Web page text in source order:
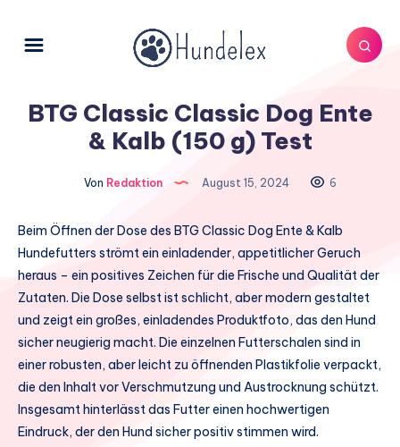
BTG Classic Classic Dog Ente
& Kalb (150 g) Test
Von Redaktion August 15, 2024 6
Beim Öffnen der Dose des BTG Classic Dog Ente & Kalb
Hundefutters strömt ein einladender, appetitlicher Geruch
heraus – ein positives Zeichen für die Frische und Qualität der
Zutaten. Die Dose selbst ist schlicht, aber modern gestaltet
und zeigt ein großes, einladendes Produktfoto, das den Hund
sicher neugierig macht. Die einzelnen Futterschalen sind in
einer robusten, aber leicht zu öffnenden Plastikfolie verpackt,
die den Inhalt vor Verschmutzung und Austrocknung schützt.
Insgesamt hinterlässt das Futter einen hochwertigen
Eindruck, der den Hund sicher positiv stimmen wird.